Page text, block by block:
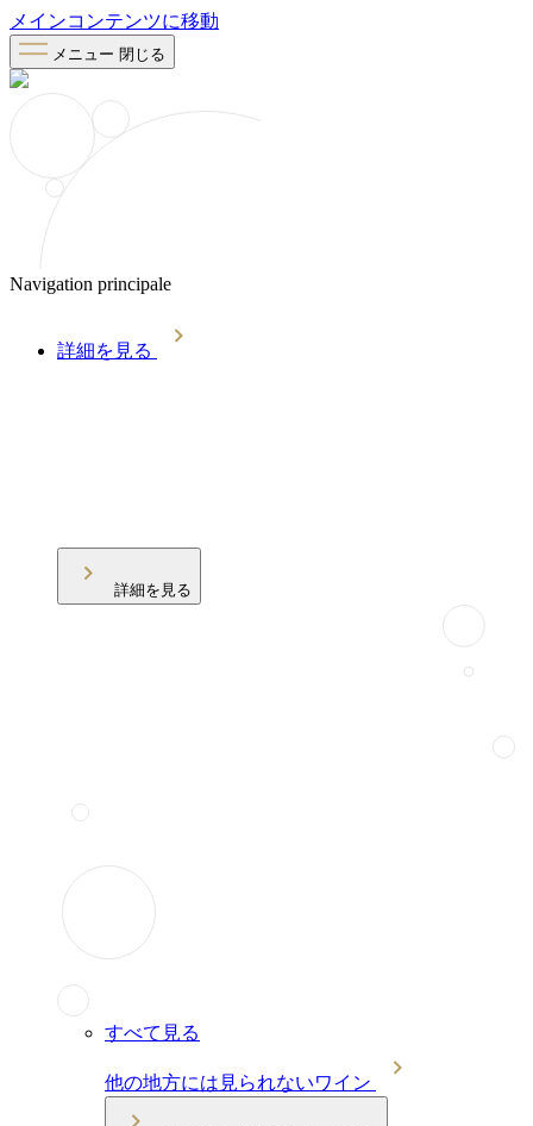
メインコンテンツに移動
メニュー 閉じる
Navigation principale
詳細を見る
詳細を見る
すべて見る
他の地方には見られないワイン